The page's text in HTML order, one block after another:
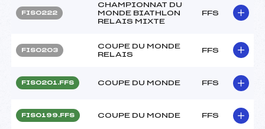
FIS0222
CHAMPIONNAT DU
MONDE BIATHLON
RELAIS MIXTE
FFS
FIS0203
COUPE DU MONDE
RELAIS
FFS
FIS0201.FFS COUPE DU MONDE FFS
FIS0199.FFS COUPE DU MONDE FFS